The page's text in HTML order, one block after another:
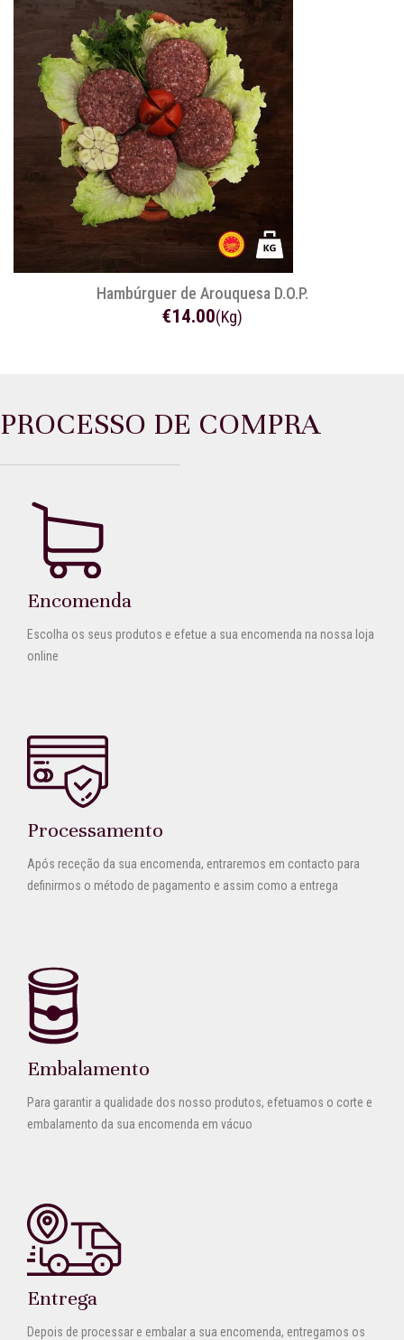
Hambúrguer de Arouquesa D.O.P.
€14.00(Kg)
PROCESSO DE COMPRA
Encomenda
Escolha os seus produtos e efetue a sua encomenda na nossa loja
online
Processamento
Após receção da sua encomenda, entraremos em contacto para
definirmos o método de pagamento e assim como a entrega
Embalamento
Para garantir a qualidade dos nosso produtos, efetuamos o corte e
embalamento da sua encomenda em vácuo
Entrega
Depois de processar e embalar a sua encomenda, entregamos os